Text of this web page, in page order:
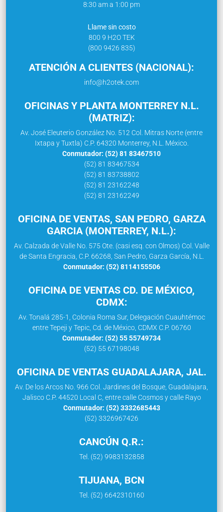
8:30 am a 1:00 pm
Llame sin costo
800 9 H2O TEK
(800 9426 835)
ATENCIÓN A CLIENTES (NACIONAL):
info@h2otek.com
OFICINAS Y PLANTA MONTERREY N.L.
(MATRIZ):
Av. José Eleuterio González No. 512 Col. Mitras Norte (entre
Ixtapa y Tuxtla) C.P. 64320 Monterrey, N.L. México.
Conmutador: (52) 81 83467510
(52) 81 83467534
(52) 81 83738802
(52) 81 23162248
(52) 81 23162249
OFICINA DE VENTAS, SAN PEDRO, GARZA
GARCIA (MONTERREY, N.L.):
Av. Calzada de Valle No. 575 Ote. (casi esq. con Olmos) Col. Valle
de Santa Engracia, C.P. 66268, San Pedro, Garza García, N.L.
Conmutador: (52) 8114155506
OFICINA DE VENTAS CD. DE MÉXICO,
CDMX:
Av. Tonalá 285-1, Colonia Roma Sur, Delegación Cuauhtémoc
entre Tepeji y Tepic, Cd. de México, CDMX C.P. 06760
Conmutador: (52) 55 55749734
(52) 55 67198048
OFICINA DE VENTAS GUADALAJARA, JAL.
Av. De los Arcos No. 966 Col. Jardines del Bosque, Guadalajara,
Jalisco C.P. 44520 Local C, entre calle Cosmos y calle Rayo
Conmutador: (52) 3332685443
(52) 3326967426
CANCÚN Q.R.:
Tel. (52) 9983132858
TIJUANA, BCN
Tel. (52) 6642310160